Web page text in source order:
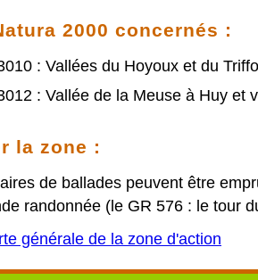
2000 concernés :
: Vallées du Hoyoux et du
: Vallée de la Meuse à Huy et
la zone :
de ballades peuvent être
randonnée (le GR 576 : le tour
générale de la zone d'action